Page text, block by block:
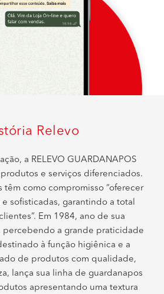
Relevo
a RELEVO GUARDANAPOS
produtos e serviços diferenciados.
têm como compromisso “oferecer
sofisticadas, garantindo a total
Em 1984, ano de sua
percebendo a grande praticidade
à função higiênica e a
de produtos com qualidade,
lança sua linha de guardanapos
apresentando uma textura